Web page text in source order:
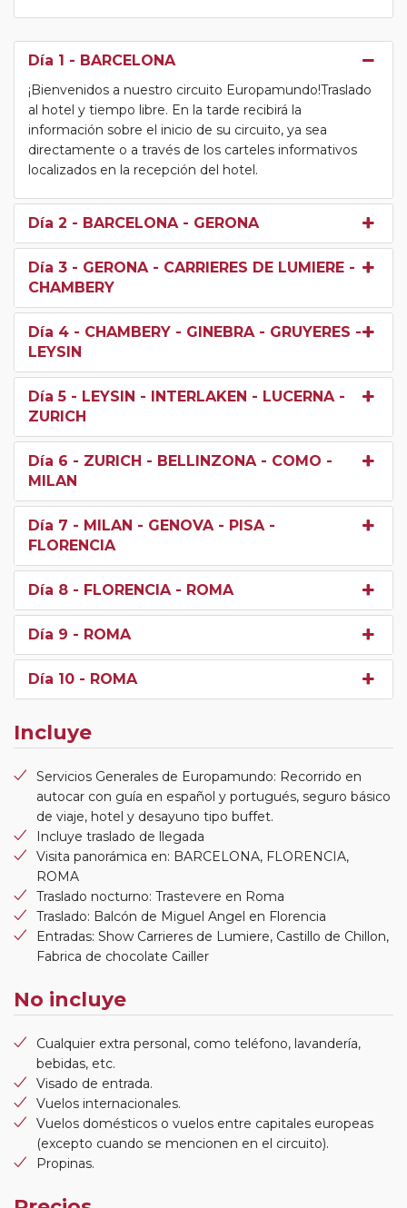
Día 1 - BARCELONA
¡Bienvenidos a nuestro circuito Europamundo!Traslado
al hotel y tiempo libre. En la tarde recibirá la
información sobre el inicio de su circuito, ya sea
directamente o a través de los carteles informativos
localizados en la recepción del hotel.
Día 2 - BARCELONA - GERONA
Día 3 - GERONA - CARRIERES DE LUMIERE -
CHAMBERY
Día 4 - CHAMBERY - GINEBRA - GRUYERES -
LEYSIN
Día 5 - LEYSIN - INTERLAKEN - LUCERNA -
ZURICH
Día 6 - ZURICH - BELLINZONA - COMO -
MILAN
Día 7 - MILAN - GENOVA - PISA -
FLORENCIA
Día 8 - FLORENCIA - ROMA
Día 9 - ROMA
Día 10 - ROMA
Incluye
Servicios Generales de Europamundo: Recorrido en
autocar con guía en español y portugués, seguro básico
de viaje, hotel y desayuno tipo buffet.
Incluye traslado de llegada
Visita panorámica en: BARCELONA, FLORENCIA,
ROMA
Traslado nocturno: Trastevere en Roma
Traslado: Balcón de Miguel Angel en Florencia
Entradas: Show Carrieres de Lumiere, Castillo de Chillon,
Fabrica de chocolate Cailler
No incluye
Cualquier extra personal, como teléfono, lavandería,
bebidas, etc.
Visado de entrada.
Vuelos internacionales.
Vuelos domésticos o vuelos entre capitales europeas
(excepto cuando se mencionen en el circuito).
Propinas.